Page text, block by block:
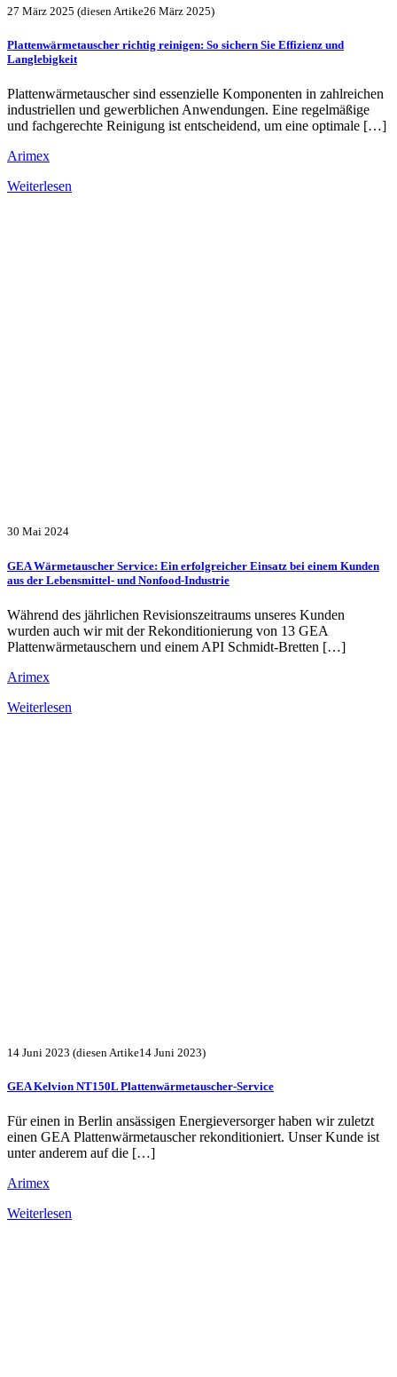
27 März 2025 (diesen Artike26 März 2025)
Plattenwärmetauscher richtig reinigen: So sichern Sie Effizienz und
Langlebigkeit
Plattenwärmetauscher sind essenzielle Komponenten in zahlreichen
industriellen und gewerblichen Anwendungen. Eine regelmäßige
und fachgerechte Reinigung ist entscheidend, um eine optimale […]
Arimex
Weiterlesen
30 Mai 2024
GEA Wärmetauscher Service: Ein erfolgreicher Einsatz bei einem Kunden
aus der Lebensmittel- und Nonfood-Industrie
Während des jährlichen Revisionszeitraums unseres Kunden
wurden auch wir mit der Rekonditionierung von 13 GEA
Plattenwärmetauschern und einem API Schmidt-Bretten […]
Arimex
Weiterlesen
14 Juni 2023 (diesen Artike14 Juni 2023)
GEA Kelvion NT150L Plattenwärmetauscher-Service
Für einen in Berlin ansässigen Energieversorger haben wir zuletzt
einen GEA Plattenwärmetauscher rekonditioniert. Unser Kunde ist
unter anderem auf die […]
Arimex
Weiterlesen